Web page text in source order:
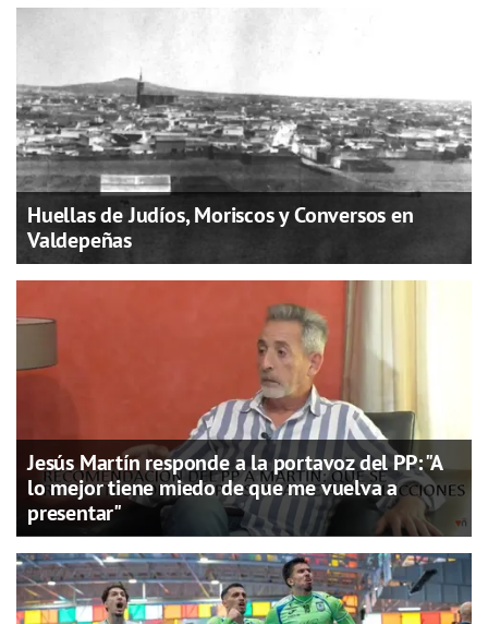
Huellas de Judíos, Moriscos y Conversos en
Valdepeñas
Jesús Martín responde a la portavoz del PP: "A
lo mejor tiene miedo de que me vuelva a
presentar"